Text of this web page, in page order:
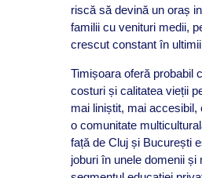
riscă să devină un oraș
familii cu venituri medii,
crescut constant în
Timișoara oferă probabil
costuri și calitatea vieții
mai liniștit, mai
o comunitate
față de Cluj și București
joburi în unele domenii și